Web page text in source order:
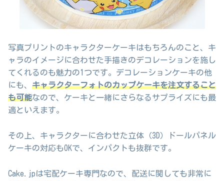
写真プリントのキャラクターケーキはもちろんのこと、キ
ャラのイメージに合わせた手描きのデコレーションを施し
てくれるのも魅力の1つです。デコレーションケーキの他
にも、 キャラクターフォトのカップケーキを注文すること
も可能なので、ケーキと一緒にさらなるサプライズにも最
適といえます。
その上、キャラクターに合わせた立体（3D）ドールパネル
ケーキの対応もOKで、インパクトも抜群です。
Cake.jpは宅配ケーキ専門なので、配送に関しても非常に